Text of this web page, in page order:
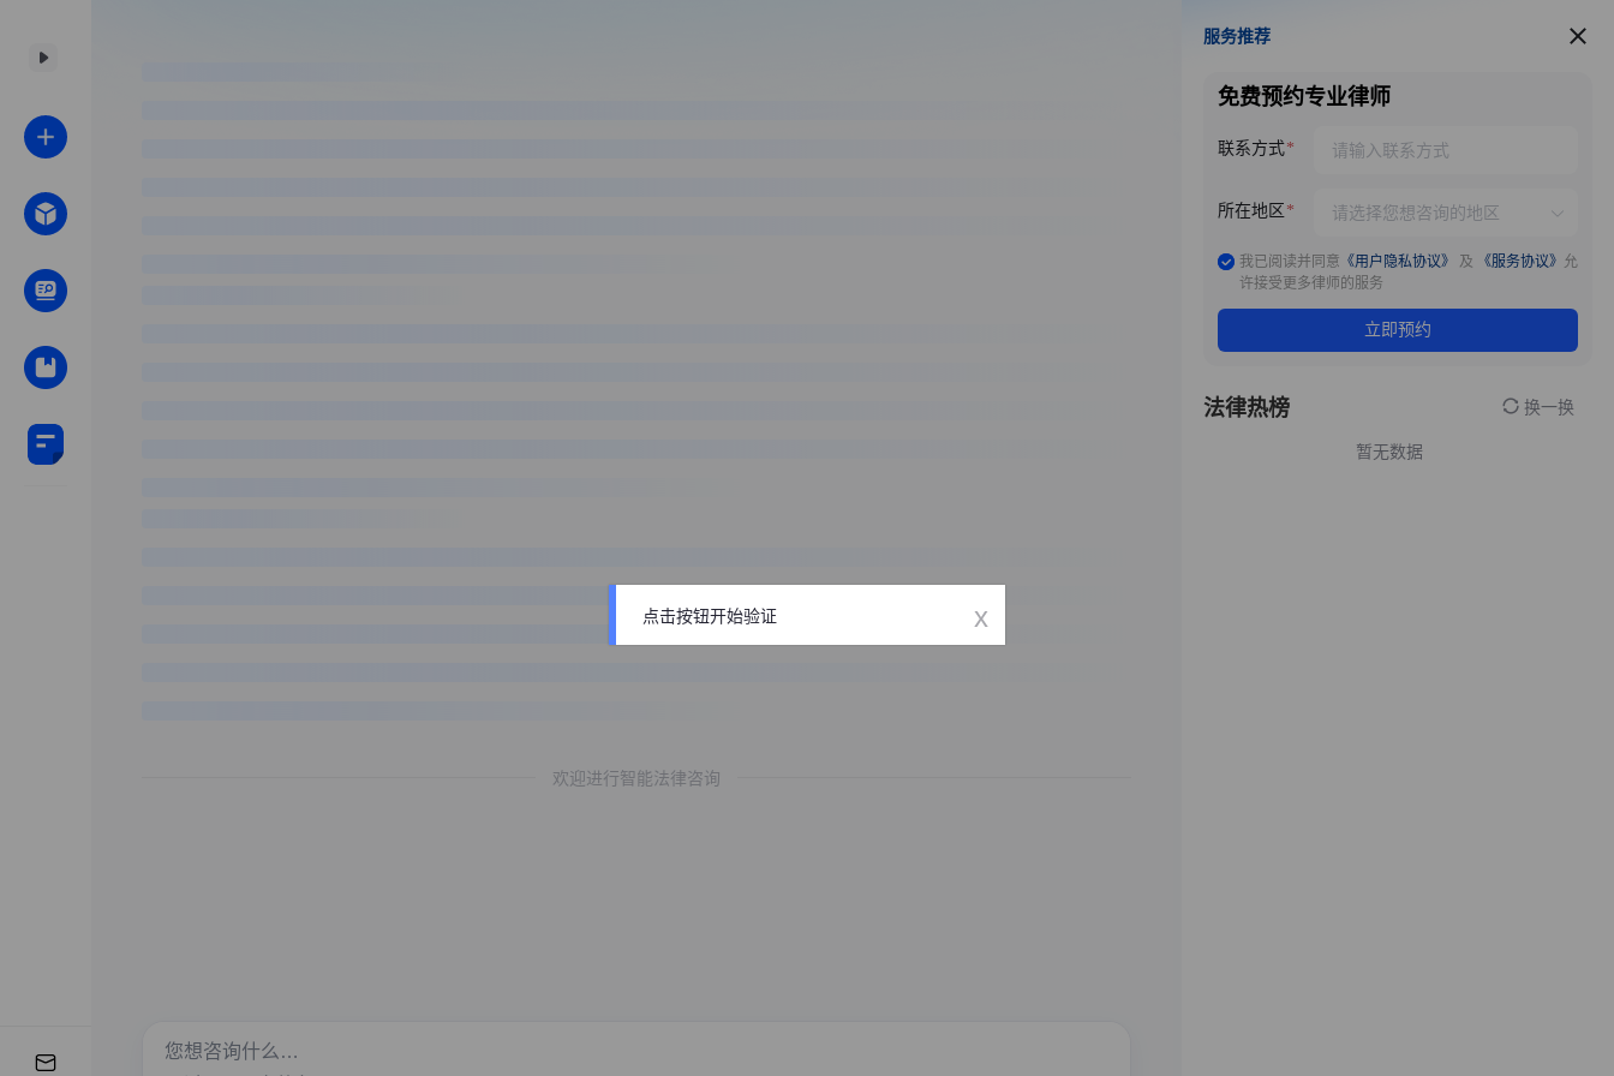
欢迎进行智能法律咨询
服务推荐
服务推荐
免费预约专业律师
联系方式
所在地区
我已阅读并同意 《用户隐私协议》 及 《服务协议》 允
许接受更多律师的服务
立即预约
法律热榜 换一换
暂无数据
点击按钮开始验证 x